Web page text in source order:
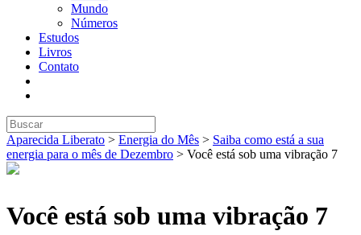
Mundo
Números
Estudos
Livros
Contato
Aparecida Liberato > Energia do Mês > Saiba como está a sua
energia para o mês de Dezembro > Você está sob uma vibração 7
Você está sob uma vibração 7